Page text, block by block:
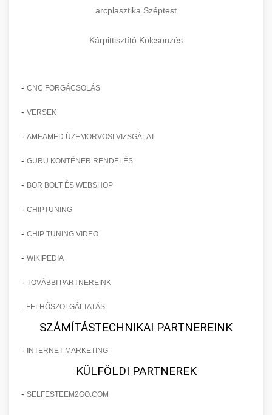
arcplasztika Széptest
Kárpittisztító Kölcsönzés
- CNC FORGÁCSOLÁS
- VERSEK
- AMEAMED ÜZEMORVOSI VIZSGÁLAT
- GURU KONTÉNER RENDELÉS
- BOR BOLT ÉS WEBSHOP
- CHIPTUNING
- CHIP TUNING VIDEO
- WIKIPEDIA
- TOVÁBBI PARTNEREINK
FELHŐSZOLGÁLTATÁS
SZÁMÍTÁSTECHNIKAI PARTNEREINK
- INTERNET MARKETING
KÜLFÖLDI PARTNEREK
- SELFESTEEM2GO.COM